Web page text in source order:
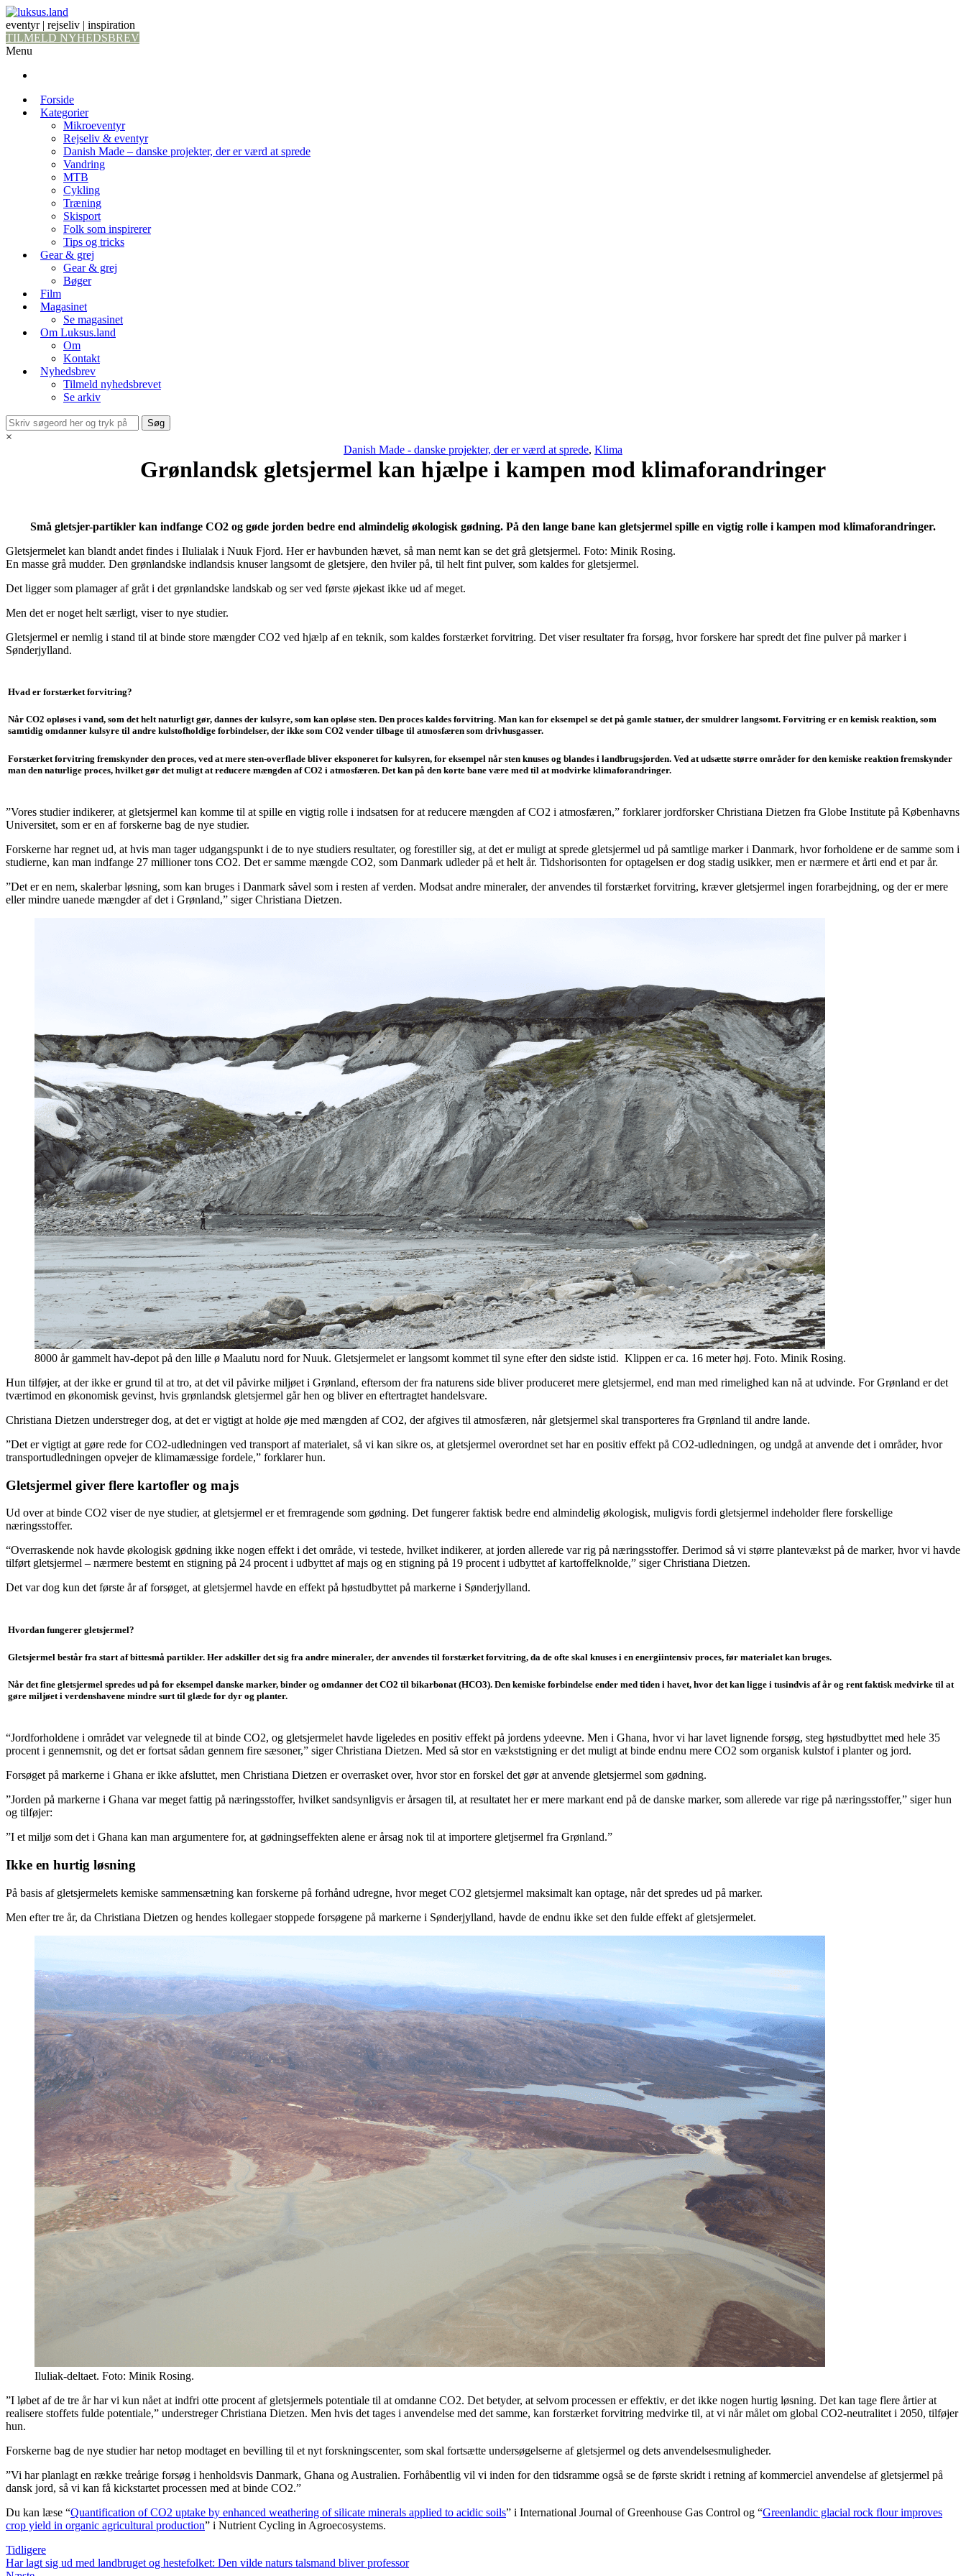
eventyr | rejseliv | inspiration
TILMELD NYHEDSBREV
Menu
Forside
Kategorier
Mikroeventyr
Rejseliv & eventyr
Danish Made – danske projekter, der er værd at sprede
Vandring
MTB
Cykling
Træning
Skisport
Folk som inspirerer
Tips og tricks
Gear & grej
Gear & grej
Bøger
Film
Magasinet
Se magasinet
Om Luksus.land
Om
Kontakt
Nyhedsbrev
Tilmeld nyhedsbrevet
Se arkiv
×
Danish Made - danske projekter, der er værd at sprede, Klima
Grønlandsk gletsjermel kan hjælpe i kampen mod klimaforandringer
Små gletsjer-partikler kan indfange CO2 og gøde jorden bedre end almindelig økologisk gødning. På den lange bane kan gletsjermel spille en vigtig rolle i kampen mod klimaforandringer.
Gletsjermelet kan blandt andet findes i Ilulialak i Nuuk Fjord. Her er havbunden hævet, så man nemt kan se det grå gletsjermel. Foto: Minik Rosing.
En masse grå mudder. Den grønlandske indlandsis knuser langsomt de gletsjere, den hviler på, til helt fint pulver, som kaldes for gletsjermel.
Det ligger som plamager af gråt i det grønlandske landskab og ser ved første øjekast ikke ud af meget.
Men det er noget helt særligt, viser to nye studier.
Gletsjermel er nemlig i stand til at binde store mængder CO2 ved hjælp af en teknik, som kaldes forstærket forvitring. Det viser resultater fra forsøg, hvor forskere har spredt det fine pulver på marker i
Sønderjylland.
Hvad er forstærket forvitring?
Når CO2 opløses i vand, som det helt naturligt gør, dannes der kulsyre, som kan opløse sten. Den proces kaldes forvitring. Man kan for eksempel se det på gamle statuer, der smuldrer langsomt. Forvitring er en kemisk reaktion, som
samtidig omdanner kulsyre til andre kulstofholdige forbindelser, der ikke som CO2 vender tilbage til atmosfæren som drivhusgasser.
Forstærket forvitring fremskynder den proces, ved at mere sten-overflade bliver eksponeret for kulsyren, for eksempel når sten knuses og blandes i landbrugsjorden. Ved at udsætte større områder for den kemiske reaktion fremskynder
man den naturlige proces, hvilket gør det muligt at reducere mængden af CO2 i atmosfæren. Det kan på den korte bane være med til at modvirke klimaforandringer.
”Vores studier indikerer, at gletsjermel kan komme til at spille en vigtig rolle i indsatsen for at reducere mængden af CO2 i atmosfæren,” forklarer jordforsker Christiana Dietzen fra Globe Institute på Københavns
Universitet, som er en af forskerne bag de nye studier.
Forskerne har regnet ud, at hvis man tager udgangspunkt i de to nye studiers resultater, og forestiller sig, at det er muligt at sprede gletsjermel ud på samtlige marker i Danmark, hvor forholdene er de samme som i
studierne, kan man indfange 27 millioner tons CO2. Det er samme mængde CO2, som Danmark udleder på et helt år. Tidshorisonten for optagelsen er dog stadig usikker, men er nærmere et årti end et par år.
”Det er en nem, skalerbar løsning, som kan bruges i Danmark såvel som i resten af verden. Modsat andre mineraler, der anvendes til forstærket forvitring, kræver gletsjermel ingen forarbejdning, og der er mere
eller mindre uanede mængder af det i Grønland,” siger Christiana Dietzen.
8000 år gammelt hav-depot på den lille ø Maalutu nord for Nuuk. Gletsjermelet er langsomt kommet til syne efter den sidste istid. Klippen er ca. 16 meter høj. Foto. Minik Rosing.
Hun tilføjer, at der ikke er grund til at tro, at det vil påvirke miljøet i Grønland, eftersom der fra naturens side bliver produceret mere gletsjermel, end man med rimelighed kan nå at udvinde. For Grønland er det
tværtimod en økonomisk gevinst, hvis grønlandsk gletsjermel går hen og bliver en eftertragtet handelsvare.
Christiana Dietzen understreger dog, at det er vigtigt at holde øje med mængden af CO2, der afgives til atmosfæren, når gletsjermel skal transporteres fra Grønland til andre lande.
”Det er vigtigt at gøre rede for CO2-udledningen ved transport af materialet, så vi kan sikre os, at gletsjermel overordnet set har en positiv effekt på CO2-udledningen, og undgå at anvende det i områder, hvor
transportudledningen opvejer de klimamæssige fordele,” forklarer hun.
Gletsjermel giver flere kartofler og majs
Ud over at binde CO2 viser de nye studier, at gletsjermel er et fremragende som gødning. Det fungerer faktisk bedre end almindelig økologisk, muligvis fordi gletsjermel indeholder flere forskellige
næringsstoffer.
“Overraskende nok havde økologisk gødning ikke nogen effekt i det område, vi testede, hvilket indikerer, at jorden allerede var rig på næringsstoffer. Derimod så vi større plantevækst på de marker, hvor vi havde
tilført gletsjermel – nærmere bestemt en stigning på 24 procent i udbyttet af majs og en stigning på 19 procent i udbyttet af kartoffelknolde,” siger Christiana Dietzen.
Det var dog kun det første år af forsøget, at gletsjermel havde en effekt på høstudbyttet på markerne i Sønderjylland.
Hvordan fungerer gletsjermel?
Gletsjermel består fra start af bittesmå partikler. Her adskiller det sig fra andre mineraler, der anvendes til forstærket forvitring, da de ofte skal knuses i en energiintensiv proces, før materialet kan bruges.
Når det fine gletsjermel spredes ud på for eksempel danske marker, binder og omdanner det CO2 til bikarbonat (HCO3). Den kemiske forbindelse ender med tiden i havet, hvor det kan ligge i tusindvis af år og rent faktisk medvirke til at
gøre miljøet i verdenshavene mindre surt til glæde for dyr og planter.
“Jordforholdene i området var velegnede til at binde CO2, og gletsjermelet havde ligeledes en positiv effekt på jordens ydeevne. Men i Ghana, hvor vi har lavet lignende forsøg, steg høstudbyttet med hele 35
procent i gennemsnit, og det er fortsat sådan gennem fire sæsoner,” siger Christiana Dietzen. Med så stor en vækststigning er det muligt at binde endnu mere CO2 som organisk kulstof i planter og jord.
Forsøget på markerne i Ghana er ikke afsluttet, men Christiana Dietzen er overrasket over, hvor stor en forskel det gør at anvende gletsjermel som gødning.
”Jorden på markerne i Ghana var meget fattig på næringsstoffer, hvilket sandsynligvis er årsagen til, at resultatet her er mere markant end på de danske marker, som allerede var rige på næringsstoffer,” siger hun
og tilføjer:
”I et miljø som det i Ghana kan man argumentere for, at gødningseffekten alene er årsag nok til at importere gletjsermel fra Grønland.”
Ikke en hurtig løsning
På basis af gletsjermelets kemiske sammensætning kan forskerne på forhånd udregne, hvor meget CO2 gletsjermel maksimalt kan optage, når det spredes ud på marker.
Men efter tre år, da Christiana Dietzen og hendes kollegaer stoppede forsøgene på markerne i Sønderjylland, havde de endnu ikke set den fulde effekt af gletsjermelet.
Iluliak-deltaet. Foto: Minik Rosing.
”I løbet af de tre år har vi kun nået at indfri otte procent af gletsjermels potentiale til at omdanne CO2. Det betyder, at selvom processen er effektiv, er det ikke nogen hurtig løsning. Det kan tage flere årtier at
realisere stoffets fulde potentiale,” understreger Christiana Dietzen. Men hvis det tages i anvendelse med det samme, kan forstærket forvitring medvirke til, at vi når målet om global CO2-neutralitet i 2050, tilføjer
hun.
Forskerne bag de nye studier har netop modtaget en bevilling til et nyt forskningscenter, som skal fortsætte undersøgelserne af gletsjermel og dets anvendelsesmuligheder.
”Vi har planlagt en række treårige forsøg i henholdsvis Danmark, Ghana og Australien. Forhåbentlig vil vi inden for den tidsramme også se de første skridt i retning af kommerciel anvendelse af gletsjermel på
dansk jord, så vi kan få kickstartet processen med at binde CO2.”
Du kan læse “Quantification of CO2 uptake by enhanced weathering of silicate minerals applied to acidic soils” i International Journal of Greenhouse Gas Control og “Greenlandic glacial rock flour improves
crop yield in organic agricultural production” i Nutrient Cycling in Agroecosystems.
Tidligere
Har lagt sig ud med landbruget og hestefolket: Den vilde naturs talsmand bliver professor